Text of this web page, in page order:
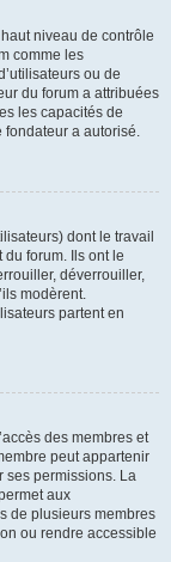
niveau de contrôle
comme les
ou de
du forum a attribuées
les capacités de
fondateur a autorisé.
dont le travail
forum. Ils ont le
déverrouiller,
modèrent.
partent en
des membres et
peut appartenir
ses permissions. La
aux
de plusieurs membres
ou rendre accessible